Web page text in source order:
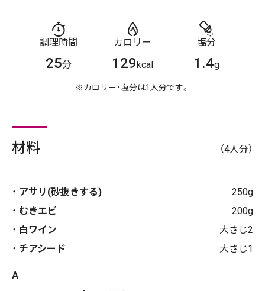
調理時間
25分
カロリー
129kcal
塩分
1.4g
※カロリー・塩分は1人分です。
材料 （4人分）
アサリ(砂抜きする)
250g
むきエビ
200g
白ワイン
大さじ2
チアシード
大さじ1
A